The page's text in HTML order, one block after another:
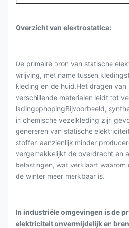
Overzicht van elektrostatica:
De primaire bron van statische
wrijving, met name tussen
kleding en de huid.Het dragen
verschillende materialen leidt tot
ladingophopingBijvoorbeeld,
in chemische vezelkleding zijn
genereren van statische
stoffen aanzienlijk minder
vergemakkelijkt de overdracht en
belastingen, wat verklaart waarom
de winter meer merkbaar is.
In industriële omgevingen is de
elektriciteit onvermijdelijk en